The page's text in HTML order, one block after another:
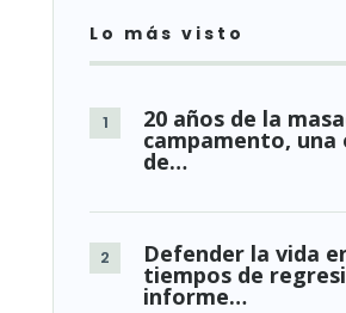
Lo más visto
20 años de la
campamento, una
de…
Defender la vida
tiempos de
informe…